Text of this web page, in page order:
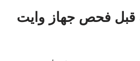
قبل فحص جهاز وايت